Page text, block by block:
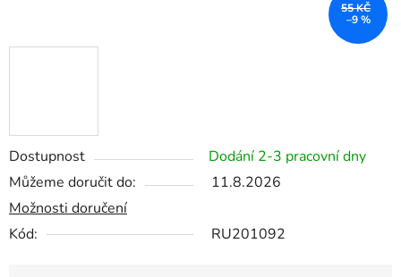
Dostupnost
Dodání 2-3 pracovní dny
Můžeme doručit do:
11.8.2026
Možnosti doručení
Kód:
RU201092
55 KČ
–9 %